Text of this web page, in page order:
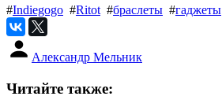
#Indiegogo #Ritot #браслеты #гаджеты
Александр Мельник
Читайте также: